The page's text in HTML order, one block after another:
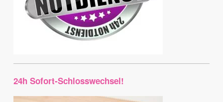
24h Sofort-Schlosswechsel!